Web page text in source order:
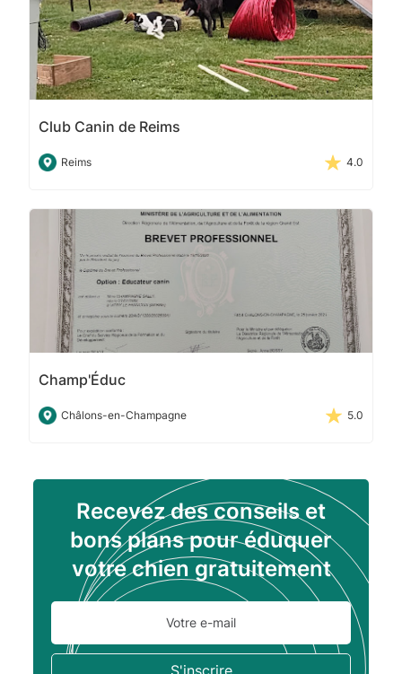
Club Canin de Reims
Reims 4.0
Champ'Éduc
Châlons-en-Champagne 5.0
Recevez des conseils et
bons plans pour éduquer
votre chien gratuitement